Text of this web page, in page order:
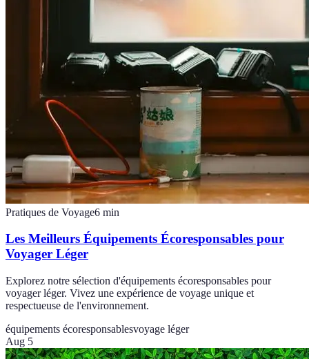
Pratiques de Voyage6 min
Les Meilleurs Équipements Écoresponsables pour
Voyager Léger
Explorez notre sélection d'équipements écoresponsables pour
voyager léger. Vivez une expérience de voyage unique et
respectueuse de l'environnement.
équipements écoresponsablesvoyage léger
Aug 5